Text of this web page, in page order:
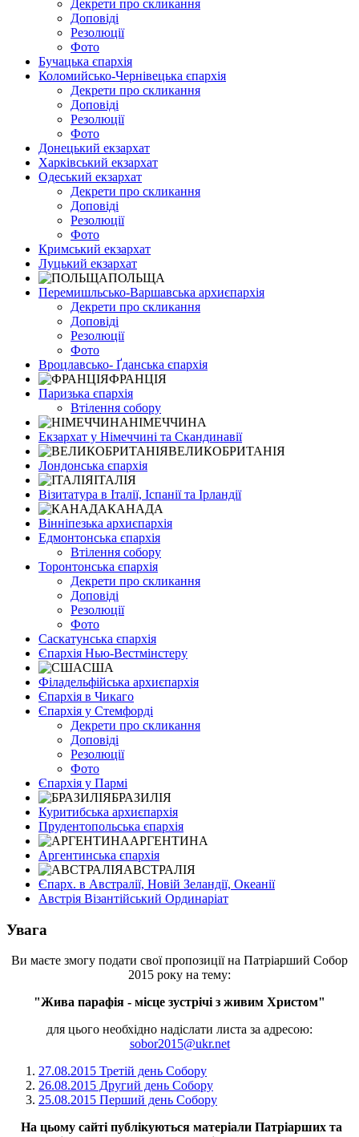
Декрети про скликання
Доповіді
Резолюції
Фото
Бучацька єпархія
Коломийсько-Чернівецька єпархія
Декрети про скликання
Доповіді
Резолюції
Фото
Донецький екзархат
Харківський екзархат
Одеський екзархат
Декрети про скликання
Доповіді
Резолюції
Фото
Кримський екзархат
Луцький екзархат
ПОЛЬЩА
Перемишльсько-Варшавська архиєпархія
Декрети про скликання
Доповіді
Резолюції
Фото
Вроцлавсько- Ґданська єпархія
ФРАНЦІЯ
Паризька єпархія
Втілення собору
НІМЕЧЧИНА
Екзархат у Німеччині та Скандинавії
ВЕЛИКОБРИТАНІЯ
Лондонська єпархія
ІТАЛІЯ
Візитатура в Італії, Іспанії та Ірландії
КАНАДА
Вінніпезька архиєпархія
Едмонтонська єпархія
Втілення собору
Торонтонська єпархія
Декрети про скликання
Доповіді
Резолюції
Фото
Саскатунська єпархія
Єпархія Нью-Вестмінстеру
США
Філадельфійська архиєпархія
Єпархія в Чикаго
Єпархія у Стемфорді
Декрети про скликання
Доповіді
Резолюції
Фото
Єпархія у Пармі
БРАЗИЛІЯ
Куритибська архиєпархія
Прудентопольська єпархія
АРГЕНТИНА
Аргентинська єпархія
АВСТРАЛІЯ
Єпарх. в Австралії, Новій Зеландії, Океанії
Австрія Візантійський Ординаріат
Увага
Ви маєте змогу подати свої пропозиції на Патріарший Собор
2015 року на тему:
"Жива парафія - місце зустрічі з живим Христом"
для цього необхідно надіслати листа за адресою:
sobor2015@ukr.net
27.08.2015 Третій день Собору
26.08.2015 Другий день Собору
25.08.2015 Перший день Собору
На цьому сайті публікуються матеріали Патріарших та